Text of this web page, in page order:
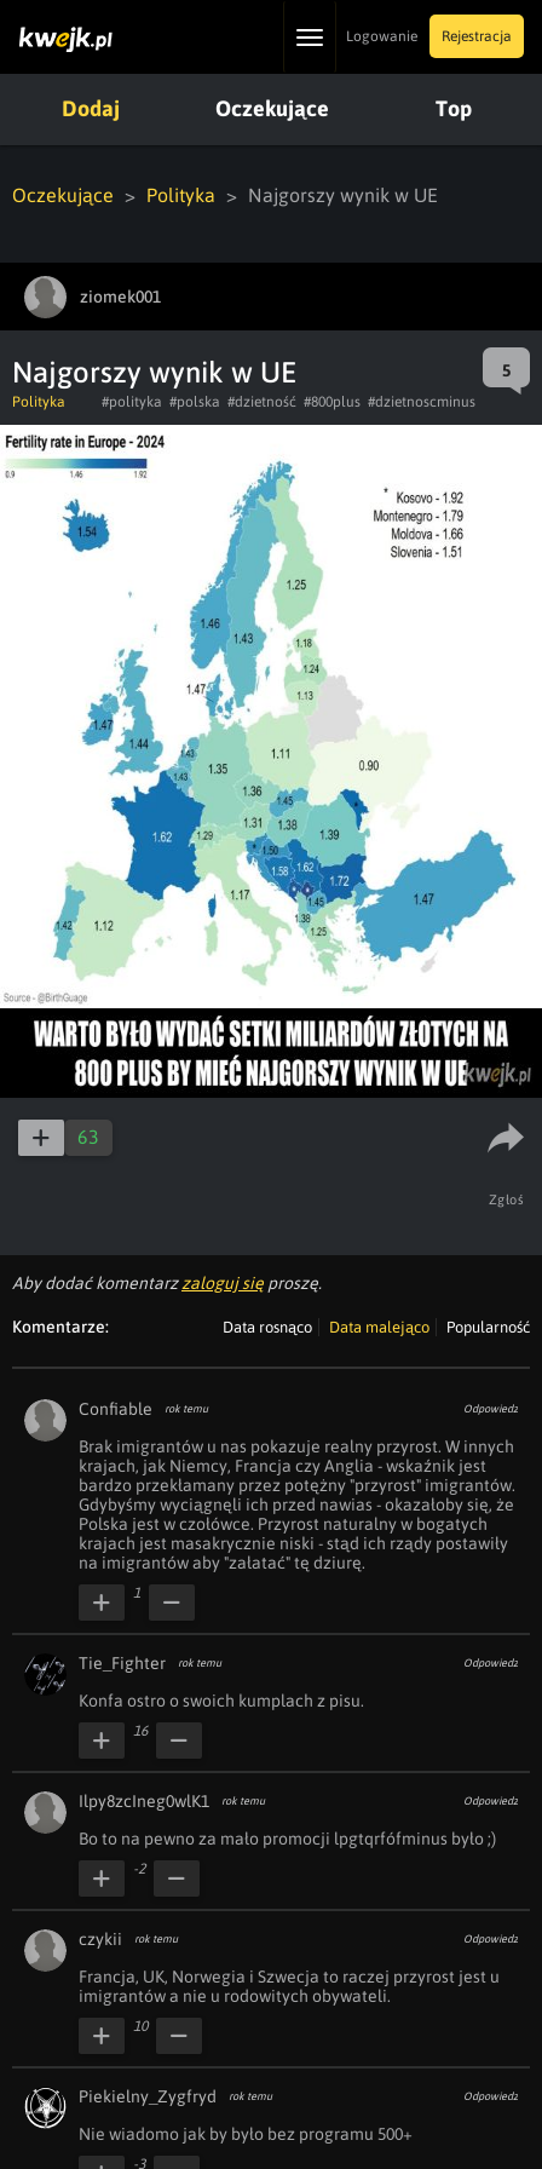
ToggleLogowanie Rejestracja
Dodaj Oczekujące Top
Oczekujące Polityka Najgorszy wynik w UE
ziomek001
Najgorszy wynik w UE 5
Polityka #polityka #polska #dzietność #800plus #dzietnoscminus
63
Zgłoś
Aby dodać komentarzzaloguj się proszę.
Komentarze: Data rosnąco Data malejąco Popularność
Confiable rok temu Odpowiedz
Brak imigrantów u nas pokazuje realny przyrost. W innych
krajach, jak Niemcy, Francja czy Anglia - wskaźnik jest
bardzo przekłamany przez potężny "przyrost" imigrantów.
Gdybyśmy wyciągnęli ich przed nawias - okazałoby się, że
Polska jest w czołówce. Przyrost naturalny w bogatych
krajach jest masakrycznie niski - stąd ich rządy postawiły
na imigrantów aby "załatać" tę dziurę.
1
Tie_Fighter rok temu Odpowiedz
Konfa ostro o swoich kumplach z pisu.
16
Ilpy8zcIneg0wlK1 rok temu Odpowiedz
Bo to na pewno za mało promocji lpgtqrfófminus było ;)
-2
czykii rok temu Odpowiedz
Francja, UK, Norwegia i Szwecja to raczej przyrost jest u
imigrantów a nie u rodowitych obywateli.
10
Piekielny_Zygfryd rok temu Odpowiedz
Nie wiadomo jak by było bez programu 500+
-3